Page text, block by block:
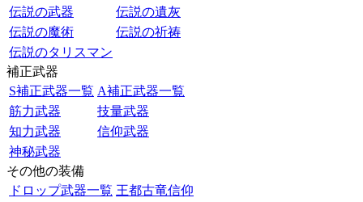
伝説の武器
伝説の遺灰
伝説の魔術
伝説の祈祷
伝説のタリスマン
補正武器
S補正武器一覧 A補正武器一覧
筋力武器
技量武器
知力武器
信仰武器
神秘武器
その他の装備
ドロップ武器一覧 王都古竜信仰